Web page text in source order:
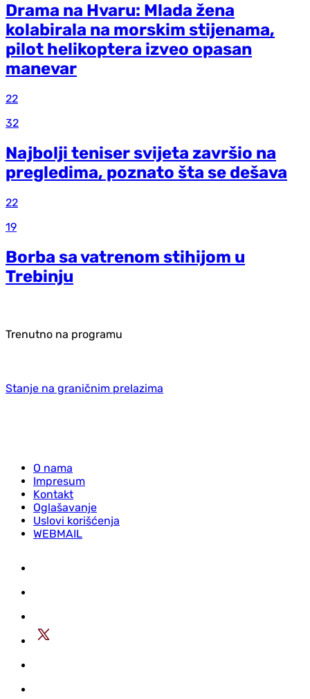
Drama na Hvaru: Mlada žena
kolabirala na morskim stijenama,
pilot helikoptera izveo opasan
manevar
22
32
Najbolji teniser svijeta završio na
pregledima, poznato šta se dešava
22
19
Borba sa vatrenom stihijom u
Trebinju
Trenutno na programu
Stanje na graničnim prelazima
O nama
Impresum
Kontakt
Oglašavanje
Uslovi korišćenja
WEBMAIL